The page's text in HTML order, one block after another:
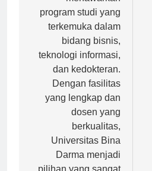
menawarkan
program studi yang
terkemuka dalam
bidang bisnis,
teknologi informasi,
dan kedokteran.
Dengan fasilitas
yang lengkap dan
dosen yang
berkualitas,
Universitas Bina
Darma menjadi